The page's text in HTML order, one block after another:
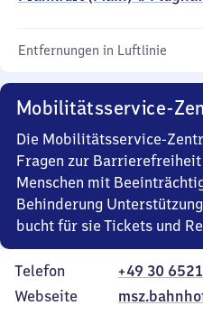
Entfernungen in Luftlinie
Mobilitätsservice-
Die Mobilitätsservice-
Fragen zur
Menschen mit
Behinderung
bucht für sie Tickets und
Telefon
+49 30
Webseite